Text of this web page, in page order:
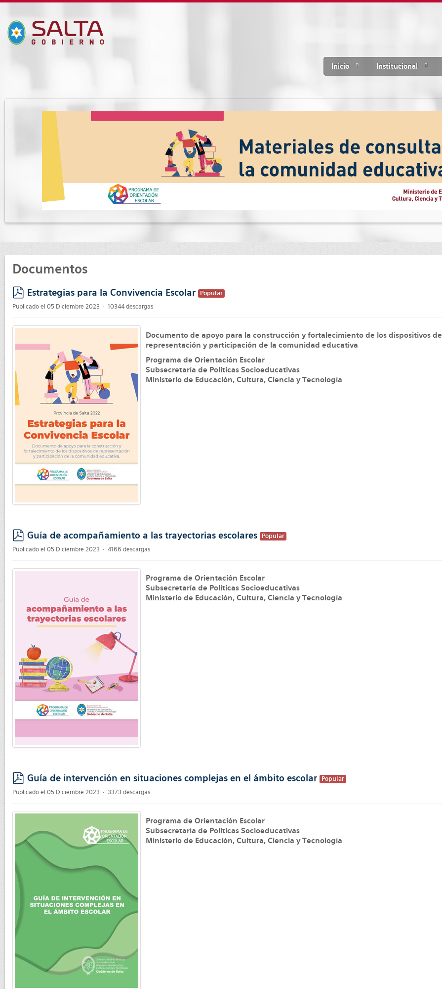
Inicio Institucional
Documentos
pdf
Estrategias para la Convivencia Escolar
Popular
Publicado el 05 Diciembre 2023
10344 descargas
Documento de apoyo para la construcción y fortalecimiento de los dispositivos de
representación y participación de la comunidad educativa
Programa de Orientación Escolar
Subsecretaría de Políticas Socioeducativas
Ministerio de Educación, Cultura, Ciencia y Tecnología
pdf
Guía de acompañamiento a las trayectorias escolares
Popular
Publicado el 05 Diciembre 2023
4166 descargas
Programa de Orientación Escolar
Subsecretaría de Políticas Socioeducativas
Ministerio de Educación, Cultura, Ciencia y Tecnología
pdf
Guía de intervención en situaciones complejas en el ámbito escolar
Popular
Publicado el 05 Diciembre 2023
3373 descargas
Programa de Orientación Escolar
Subsecretaría de Políticas Socioeducativas
Ministerio de Educación, Cultura, Ciencia y Tecnología